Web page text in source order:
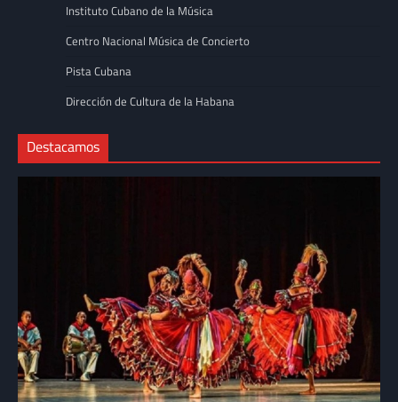
Instituto Cubano de la Música
Centro Nacional Música de Concierto
Pista Cubana
Dirección de Cultura de la Habana
Destacamos